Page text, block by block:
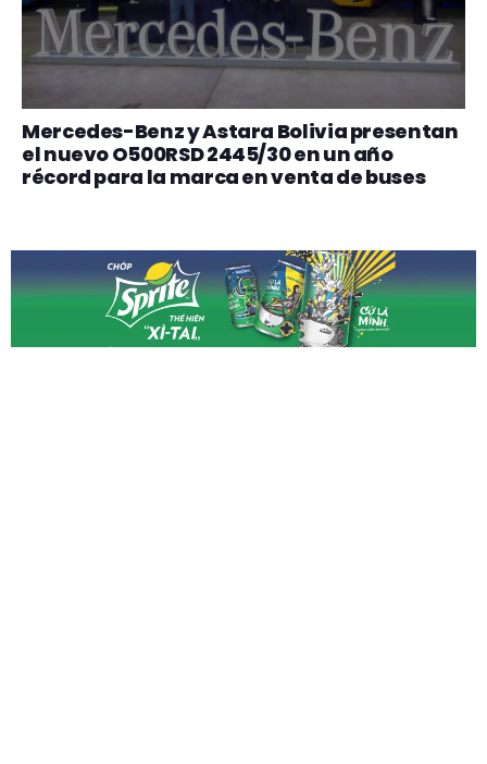
Mercedes-Benz y Astara Bolivia presentan
el nuevo O500RSD 2445/30 en un año
récord para la marca en venta de buses